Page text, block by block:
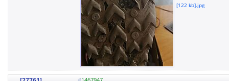
[122 kb].jpg